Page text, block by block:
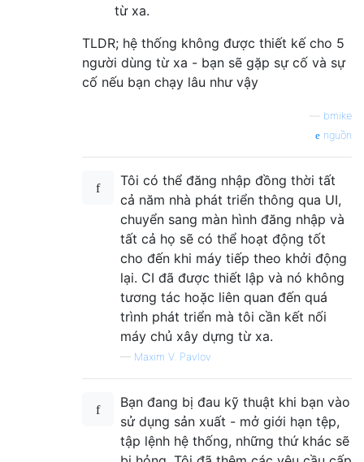
từ xa.
TLDR; hệ thống không được thiết kế cho 5
người dùng từ xa - bạn sẽ gặp sự cố và sự
cố nếu bạn chạy lâu như vậy
bmike
nguồn
Tôi có thể đăng nhập đồng thời tất
cả năm nhà phát triển thông qua UI,
chuyển sang màn hình đăng nhập và
tất cả họ sẽ có thể hoạt động tốt
cho đến khi máy tiếp theo khởi động
lại. CI đã được thiết lập và nó không
tương tác hoặc liên quan đến quá
trình phát triển mà tôi cần kết nối
máy chủ xây dựng từ xa.
— Maxim V. Pavlov
Bạn đang bị đau kỹ thuật khi bạn vào
sử dụng sản xuất - mở giới hạn tệp,
tập lệnh hệ thống, những thứ khác sẽ